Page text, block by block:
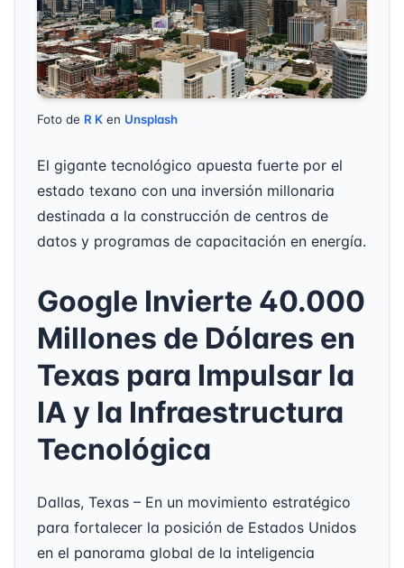
Foto de R K en Unsplash
El gigante tecnológico apuesta fuerte por el
estado texano con una inversión millonaria
destinada a la construcción de centros de
datos y programas de capacitación en energía.
Google Invierte 40.000
Millones de Dólares en
Texas para Impulsar la
IA y la Infraestructura
Tecnológica
Dallas, Texas – En un movimiento estratégico
para fortalecer la posición de Estados Unidos
en el panorama global de la inteligencia